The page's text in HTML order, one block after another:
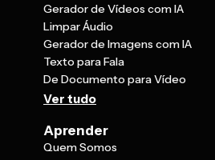
Gerador de Vídeos com IA
Limpar Áudio
Gerador de Imagens com IA
Texto para Fala
De Documento para Vídeo
Ver tudo
Aprender
Quem Somos